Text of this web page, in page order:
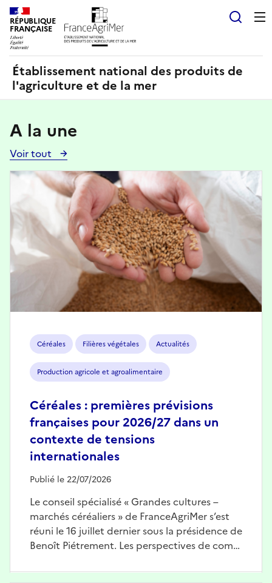
RÉPUBLIQUE
FRANÇAISE
Établissement national des produits de
l'agriculture et de la mer
A la une
Voir tout
Voir
toutes
les
actualités
Céréales Filières végétales Actualités
Production agricole et agroalimentaire
Céréales : premières prévisions
françaises pour 2026/27 dans un
contexte de tensions
internationales
Publié le 22/07/2026
Le conseil spécialisé « Grandes cultures –
marchés céréaliers » de FranceAgriMer s’est
réuni le 16 juillet dernier sous la présidence de
Benoît Piétrement. Les perspectives de com…
Image
Panneau de gestion des cookies